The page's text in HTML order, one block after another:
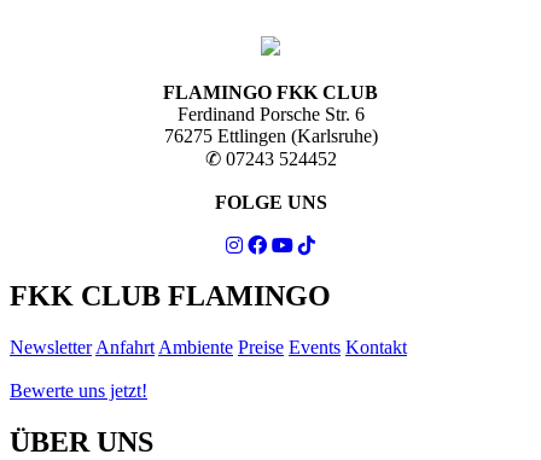
FLAMINGO FKK CLUB
Ferdinand Porsche Str. 6
76275 Ettlingen (Karlsruhe)
✆ 07243 524452
FOLGE UNS
FKK CLUB FLAMINGO
Newsletter Anfahrt Ambiente Preise Events Kontakt
Bewerte uns jetzt!
ÜBER UNS